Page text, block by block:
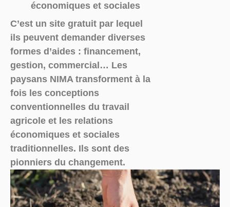
économiques et sociales
C’est un site gratuit par lequel
ils peuvent demander diverses
formes d’aides : financement,
gestion, commercial… Les
paysans NIMA transforment à la
fois les conceptions
conventionnelles du travail
agricole et les relations
économiques et sociales
traditionnelles. Ils sont des
pionniers du changement.